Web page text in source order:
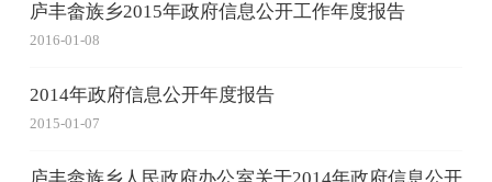
庐丰畲族乡2015年政府信息公开工作年度报告
2016-01-08
2014年政府信息公开年度报告
2015-01-07
庐丰畲族乡人民政府办公室关于2014年政府信息公开